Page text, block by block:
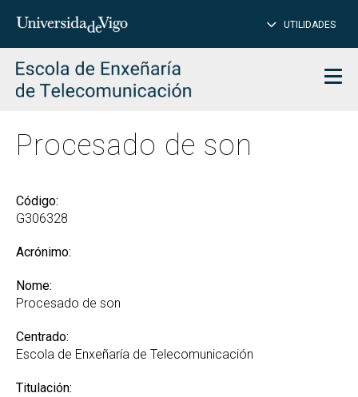
Introduce
para
buscar
UTILIDADES
Procesado de son
Código:
G306328
Acrónimo:
Nome:
Procesado de son
Centrado:
Escola de Enxeñaría de Telecomunicación
Titulación: